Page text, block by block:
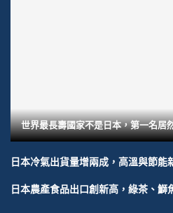
世界最長壽國家不是日本，第一名居
日本冷氣出貨量增兩成，高溫與節能
日本農產食品出口創新高，綠茶、鰤